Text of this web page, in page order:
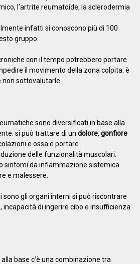
l’artrite reumatoide, la sclerodermia
infatti si conoscono più di 100
gruppo.
con il tempo potrebbero portare
il movimento della zona colpita: è
sottovalutarle.
sono diversificati in base alla
si può trattare di un dolore, gonfiore
e ossa e portare
delle funzionalità muscolari.
sintomi da infiammazione sistemica
e malessere.
sono gli organi interni si può riscontrare
incapacità di ingerire cibo e insufficienza
base c’è una combinazione tra